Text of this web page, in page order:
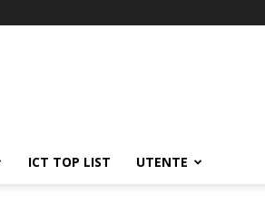
ICT TOP LIST UTENTE